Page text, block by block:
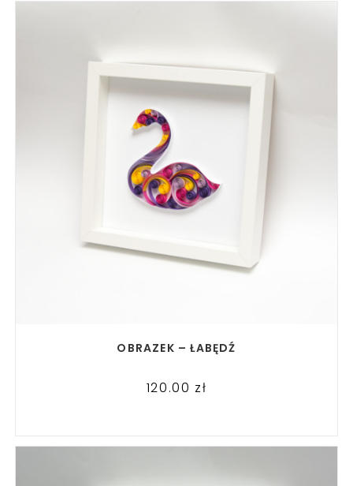
OBRAZEK – ŁABĘDŹ
120.00 zł